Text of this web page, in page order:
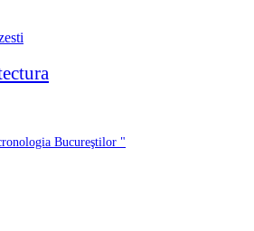
Bucureştilor "